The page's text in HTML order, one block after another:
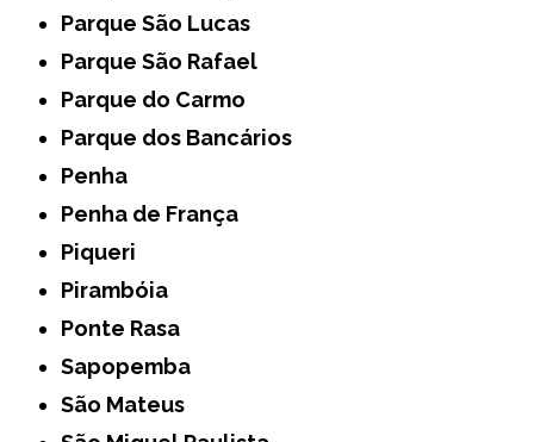
Parque São Lucas
Parque São Rafael
Parque do Carmo
Parque dos Bancários
Penha
Penha de França
Piqueri
Pirambóia
Ponte Rasa
Sapopemba
São Mateus